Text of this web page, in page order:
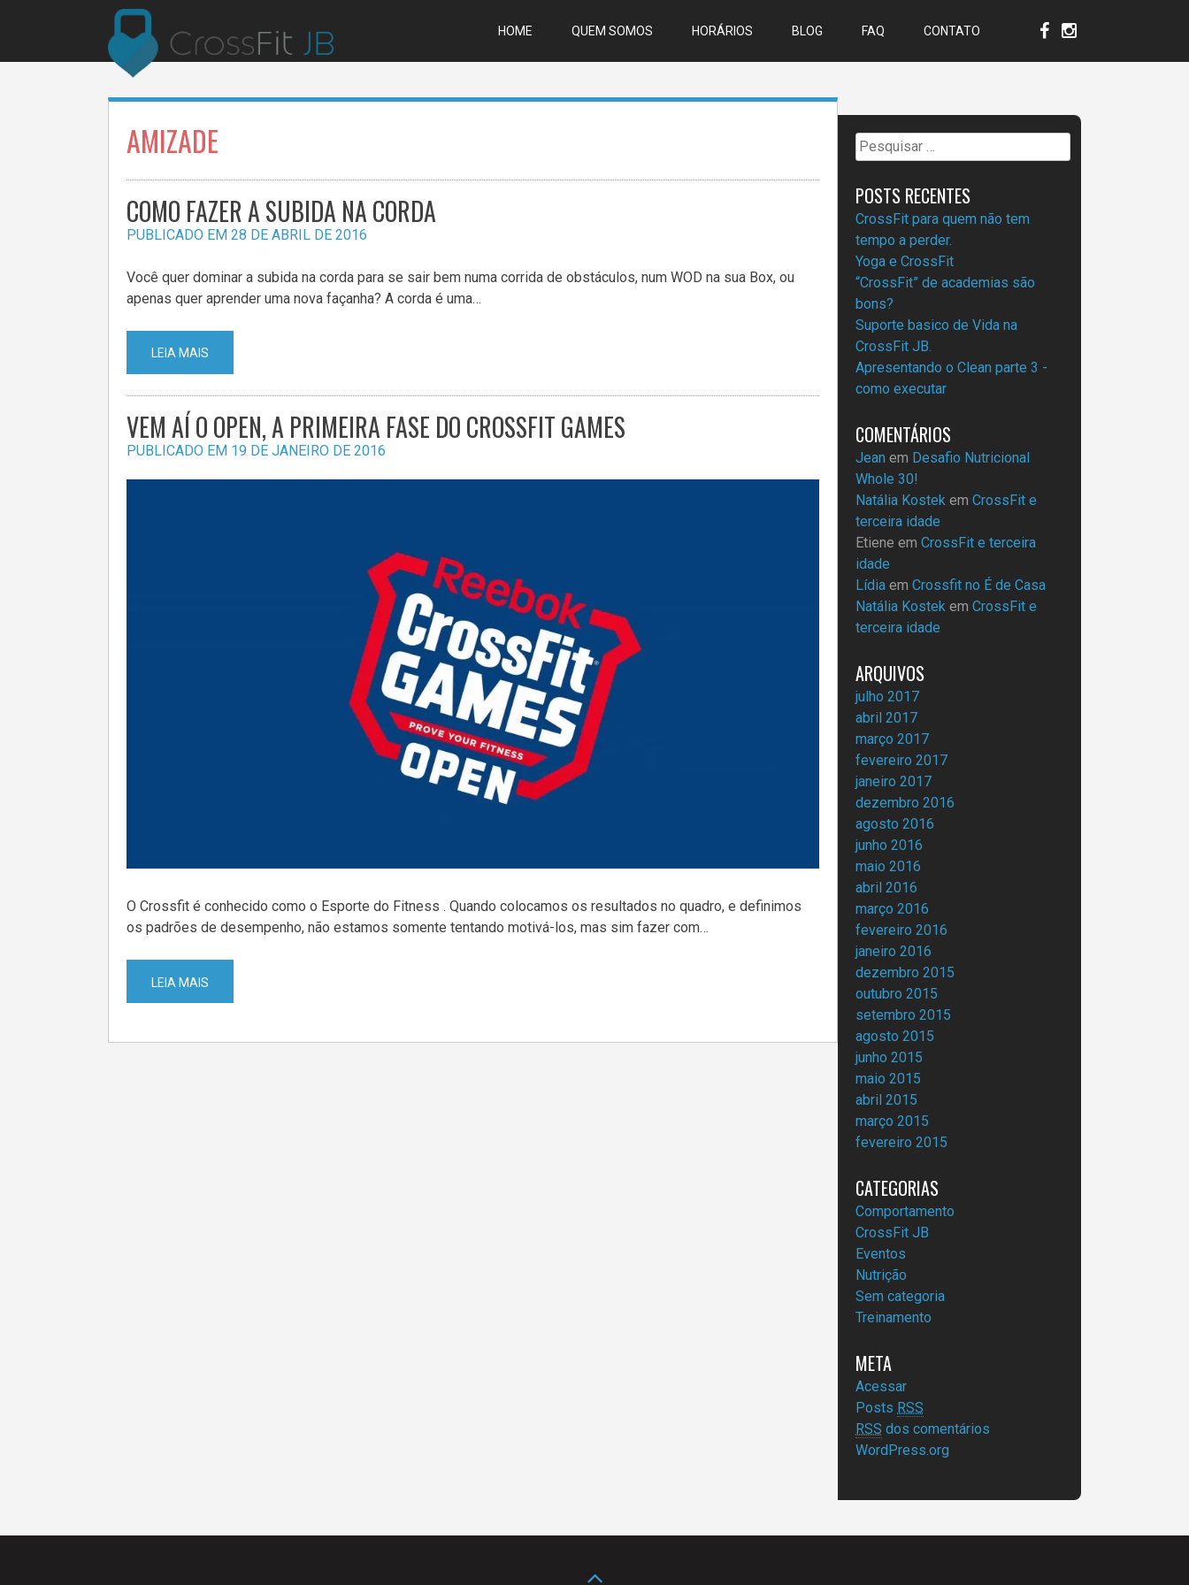
HOME QUEM SOMOS HORÁRIOS BLOG FAQ CONTATO
AMIZADE
COMO FAZER A SUBIDA NA CORDA
PUBLICADO EM 28 DE ABRIL DE 2016
Você quer dominar a subida na corda para se sair bem numa corrida de obstáculos, num WOD na sua Box, ou
apenas quer aprender uma nova façanha? A corda é uma…
LEIA MAIS
VEM AÍ O OPEN, A PRIMEIRA FASE DO CROSSFIT GAMES
PUBLICADO EM 19 DE JANEIRO DE 2016
O Crossfit é conhecido como o Esporte do Fitness . Quando colocamos os resultados no quadro, e definimos
os padrões de desempenho, não estamos somente tentando motivá-los, mas sim fazer com…
LEIA MAIS
Pesquisar
por:
POSTS RECENTES
CrossFit para quem não tem
tempo a perder.
Yoga e CrossFit
“CrossFit” de academias são
bons?
Suporte basico de Vida na
CrossFit JB.
Apresentando o Clean parte 3 -
como executar
COMENTÁRIOS
Jean em Desafio Nutricional
Whole 30!
Natália Kostek em CrossFit e
terceira idade
Etiene em CrossFit e terceira
idade
Lídia em Crossfit no É de Casa
Natália Kostek em CrossFit e
terceira idade
ARQUIVOS
julho 2017
abril 2017
março 2017
fevereiro 2017
janeiro 2017
dezembro 2016
agosto 2016
junho 2016
maio 2016
abril 2016
março 2016
fevereiro 2016
janeiro 2016
dezembro 2015
outubro 2015
setembro 2015
agosto 2015
junho 2015
maio 2015
abril 2015
março 2015
fevereiro 2015
CATEGORIAS
Comportamento
CrossFit JB
Eventos
Nutrição
Sem categoria
Treinamento
META
Acessar
Posts RSS
RSS dos comentários
WordPress.org